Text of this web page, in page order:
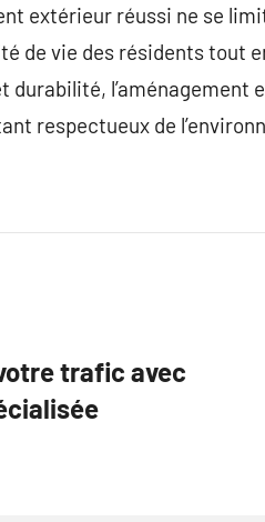
extérieur réussi ne se
de vie des résidents tout
durabilité,
respectueux de
trafic avec